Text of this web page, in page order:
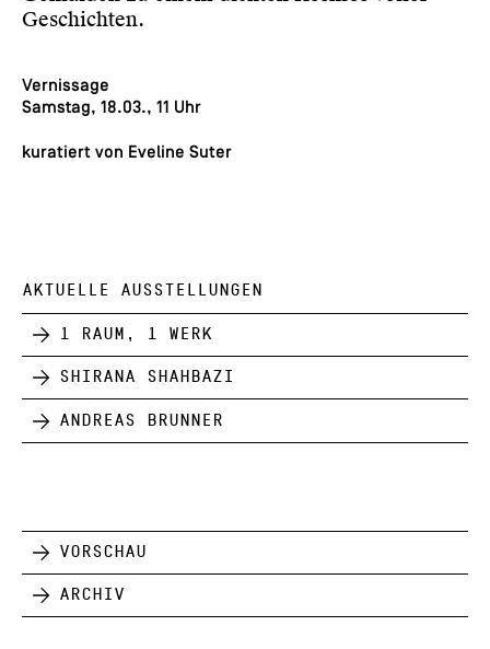
Geschichten.
Vernissage
Samstag, 18.03., 11 Uhr
kuratiert von Eveline Suter
AKTUELLE AUSSTELLUNGEN
1 Raum, 1 Werk
Shirana Shahbazi
Andreas Brunner
Vorschau
Archiv